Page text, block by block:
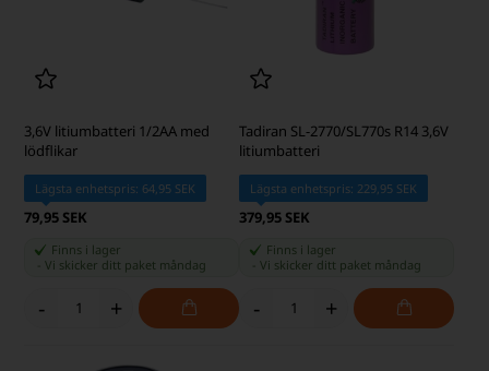
3,6V litiumbatteri 1/2AA med
lödflikar
Lägsta enhetspris: 64,95 SEK
79,95 SEK
Finns i lager
-Vi skicker ditt paket måndag
- +
Tadiran SL-2770/SL770s R14 3,6V
litiumbatteri
Lägsta enhetspris: 229,95 SEK
379,95 SEK
Finns i lager
Vi skicker ditt paket måndag
- +